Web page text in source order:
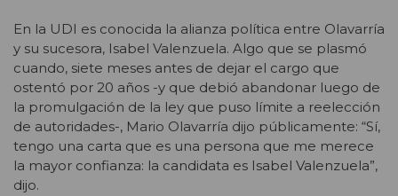
En la UDI es conocida la alianza política entre Olavarría
y su sucesora, Isabel Valenzuela. Algo que se plasmó
cuando, siete meses antes de dejar el cargo que
ostentó por 20 años -y que debió abandonar luego de
la promulgación de la ley que puso límite a reelección
de autoridades-, Mario Olavarría dijo públicamente: “Sí,
tengo una carta que es una persona que me merece
la mayor confianza: la candidata es Isabel Valenzuela”,
dijo.